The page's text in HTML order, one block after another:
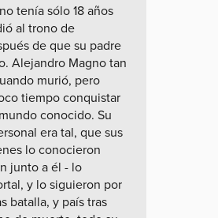
tenía sólo 18 años
al trono de
de que su padre
Alejandro Magno tan
murió, pero
tiempo conquistar
conocido. Su
era tal, que sus
lo conocieron
junto a él - lo
y lo siguieron por
batalla, y país tras